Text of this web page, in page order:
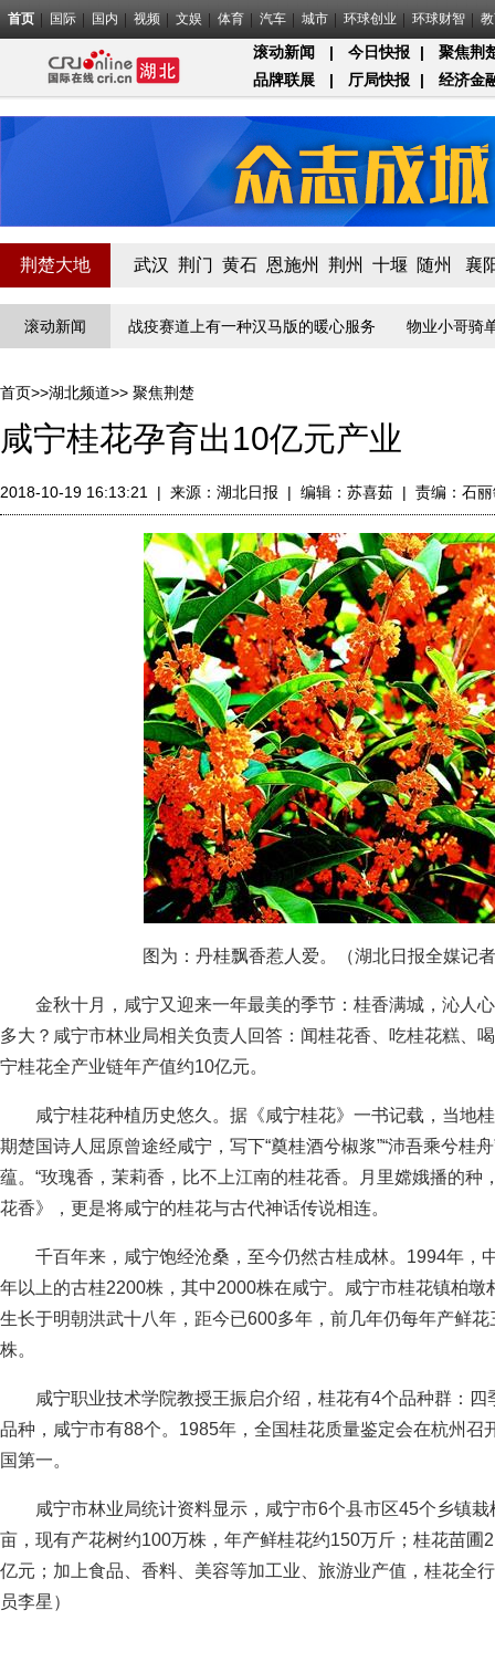
首页 国际 国内 视频 文娱 体育 汽车 城市 环球创业 环球财智
滚动新闻 | 今日快报 |
聚焦荆
品牌联展
| 厅局快报 | 经济金
荆楚大地 武汉 荆门 黄石 恩施州 荆州 十堰 随州 襄
滚动新闻
线守门员 战疫赛道上有一种汉马版的暖心服务 物业小哥骑单
首页>>湖北频道>> 聚焦荆楚
咸宁桂花孕育出10亿元产业
2018-10-19 16:13:21 | 来源： 湖北日报 | 编辑：苏喜茹 | 责编：石
图为：丹桂飘香惹人爱。（湖北日报全媒记
金秋十月，咸宁又迎来一年最美的季节：桂香满城，沁人
多大？咸宁市林业局相关负责人回答：闻桂花香、吃桂花糕
宁桂花全产业链年产值约10亿元。
咸宁桂花种植历史悠久。据《咸宁桂花》一书记载，当地
期楚国诗人屈原曾途经咸宁，写下“奠桂酒兮椒浆”“沛吾乘兮桂
蕴。“玫瑰香，茉莉香，比不上江南的桂花香。月里嫦娥播的
花香》，更是将咸宁的桂花与古代神话传说相连。
千百年来，咸宁饱经沧桑，至今仍然古桂成林。1994年，
年以上的古桂2200株，其中2000株在咸宁。咸宁市桂花镇柏
生长于明朝洪武十八年，距今已600多年，前几年仍每年产鲜
株。
咸宁职业技术学院教授王振启介绍，桂花有4个品种群：四
品种，咸宁市有88个。1985年，全国桂花质量鉴定会在杭州
国第一。
咸宁市林业局统计资料显示，咸宁市6个县市区45个乡镇栽
亩，现有产花树约100万株，年产鲜桂花约150万斤；桂花苗
亿元；加上食品、香料、美容等加工业、旅游业产值，桂花全
员李星）